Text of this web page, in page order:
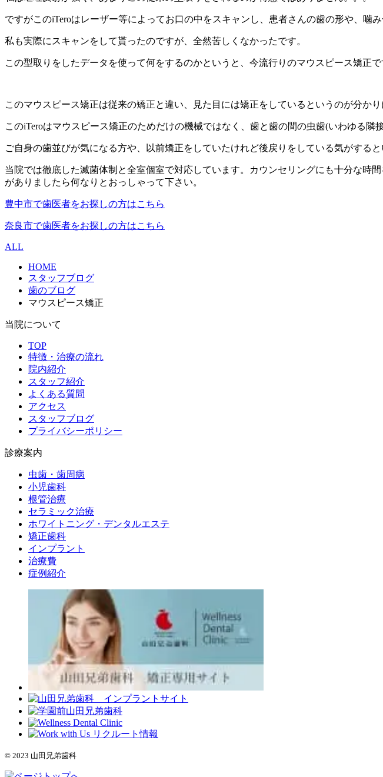
ですがこのiTeroはレーザー等によってお口の中をスキャンし、患者さんの歯の形や、噛
私も実際にスキャンをして貰ったのですが、全然苦しくなかったです。
この型取りをしたデータを使って何をするのかというと、今流行りのマウスピース矯正で
このマウスピース矯正は従来の矯正と違い、見た目には矯正をしているというのが分か
このiTeroはマウスピース矯正のためだけの機械ではなく、歯と歯の間の虫歯(いわゆる隣
ご自身の歯並びが気になる方や、以前矯正をしていたけれど後戻りをしている気がする
当院では徹底した滅菌体制と全室個室で対応しています。カウンセリングにも十分な時
がありましたら何なりとおっしゃって下さい。
豊中市で歯医者をお探しの方はこちら
奈良市で歯医者をお探しの方はこちら
ALL
HOME
スタッフブログ
歯のブログ
マウスピース矯正
当院について
TOP
特徴・治療の流れ
院内紹介
スタッフ紹介
よくある質問
アクセス
スタッフブログ
プライバシーポリシー
診療案内
虫歯・歯周病
小児歯科
根管治療
セラミック治療
ホワイトニング・デンタルエステ
矯正歯科
インプラント
治療費
症例紹介
© 2023 山田兄弟歯科